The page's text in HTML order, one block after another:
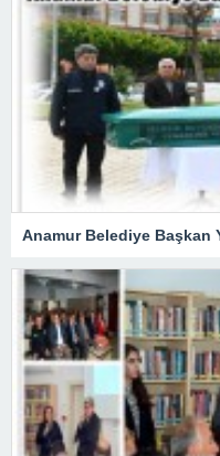
Anamur Belediye Başkan